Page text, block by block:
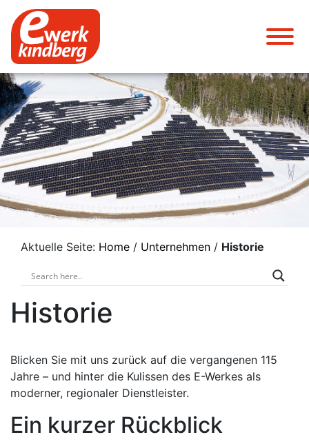
Aktuelle Seite: Home / Unternehmen / Historie
Historie
Blicken Sie mit uns zurück auf die vergangenen 115
Jahre – und hinter die Kulissen des E-Werkes als
moderner, regionaler Dienstleister.
Ein kurzer Rückblick